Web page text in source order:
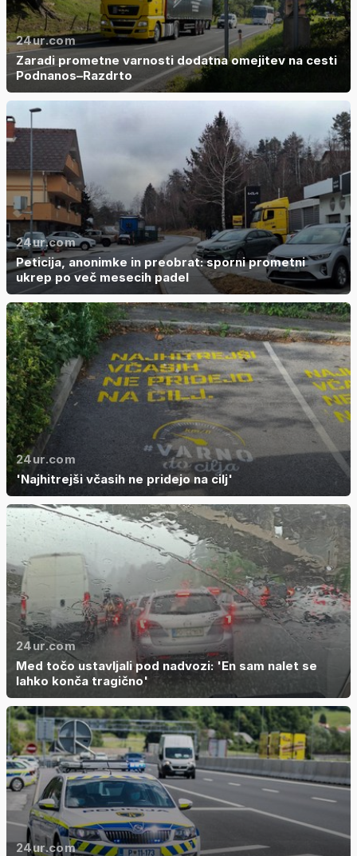
24ur.com
Zaradi prometne varnosti dodatna omejitev na cesti
Podnanos–Razdrto
24ur.com
Peticija, anonimke in preobrat: sporni prometni
ukrep po več mesecih padel
24ur.com
'Najhitrejši včasih ne pridejo na cilj'
24ur.com
Med točo ustavljali pod nadvozi: 'En sam nalet se
lahko konča tragično'
24ur.com